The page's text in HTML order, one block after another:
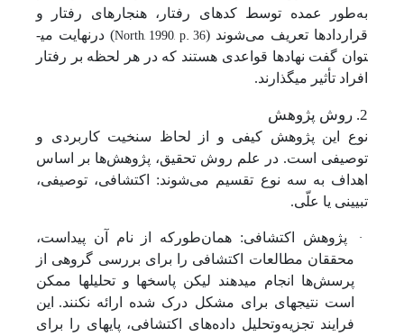
به‌طور عمده توسط کدهای رفتار، هنجارهای رفتار و
قراردادها تعریف می‌شوند (North, 1990, p. 36) درنهایت می­
توان گفت نهادها قواعدی هستند که در هر لحظه بر رفتار
افراد تأثیر می­گذارند.
2. روش پژوهش
نوع این پژوهش کیفی و از لحاظ سنخیت کاربردی و
توصیفی است. در علم روش تحقیق، پژوهش‌ها بر اساس
اهداف به سه نوع تقسیم می‌شوند: اکتشافی، توصیفی،
تبیینی یا علّی.
·
پژوهش اکتشافی: همان‌طورکه از نام آن پیداست،
محققان مطالعات اکتشافی را برای بررسی گروهی از
پرسش‌ها انجام می­دهند لیکن پاسخ­ها و تحلیل­ها ممکن
است نتیجه­ای برای مشکل درک شده ارائه نکنند.
این
فرایند تجزیه‌و‌تحلیل داده‌های اکتشافی، پایه­ای را برای